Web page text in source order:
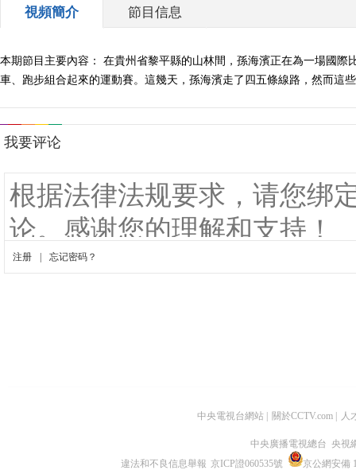
視頻簡介 節目信息
本期節目主要內容： 在貴州省黎平縣的山林間，孫海濱正在為一場國
車、跑步組合起來的運動賽。這幾天，孫海濱走了四五條線路，然而這
中央電視台網站 關於CCTV.com 人
中央廣播電視總台 央視
違法和不良信息舉報 京ICP證060535號
京公網安備